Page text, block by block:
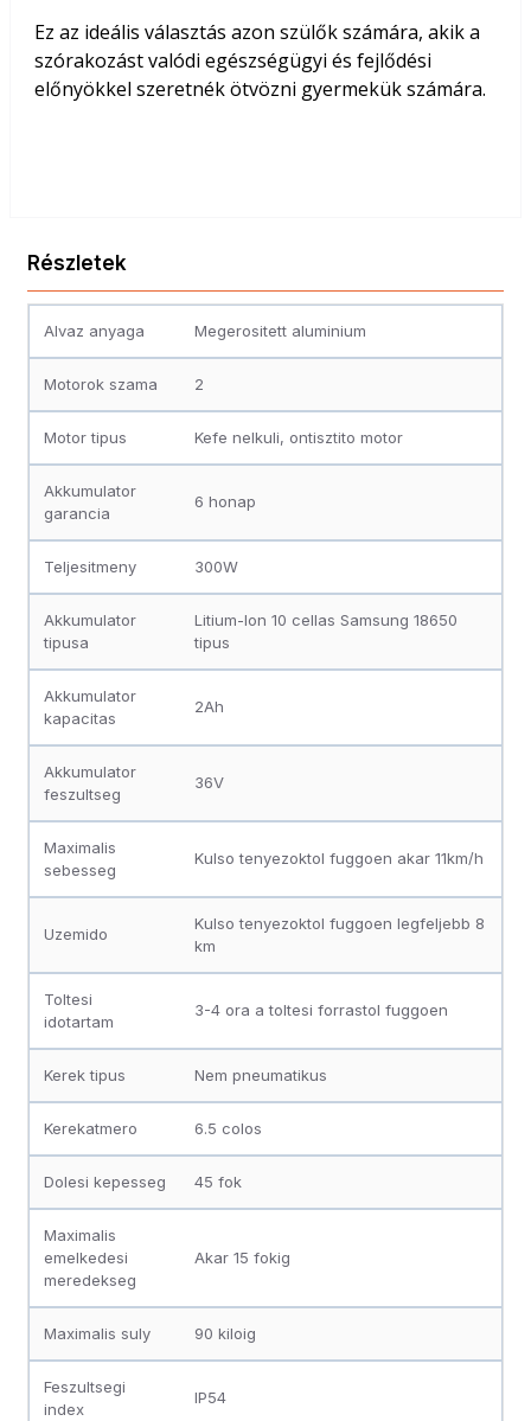
Ez az ideális választás azon szülők számára, akik a
szórakozást valódi egészségügyi és fejlődési
előnyökkel szeretnék ötvözni gyermekük számára.
Részletek
Alvaz anyaga Megerositett aluminium
Motorok szama 2
Motor tipus Kefe nelkuli, ontisztito motor
Akkumulator
garancia
6 honap
Teljesitmeny 300W
Akkumulator
tipusa
Litium-Ion 10 cellas Samsung 18650
tipus
Akkumulator
kapacitas
2Ah
Akkumulator
feszultseg
36V
Maximalis
sebesseg
Kulso tenyezoktol fuggoen akar 11km/h
Uzemido
Kulso tenyezoktol fuggoen legfeljebb 8
km
Toltesi
idotartam
3-4 ora a toltesi forrastol fuggoen
Kerek tipus Nem pneumatikus
Kerekatmero 6.5 colos
Dolesi kepesseg 45 fok
Maximalis
emelkedesi
meredekseg
Akar 15 fokig
Maximalis suly 90 kiloig
Feszultsegi
index
IP54